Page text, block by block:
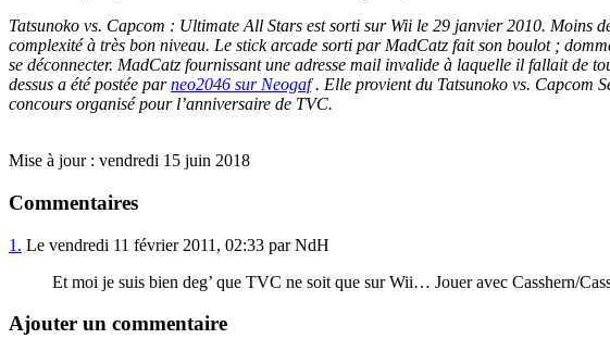
Tatsunoko vs. Capcom : Ultimate All Stars est sorti sur Wii le 29 janvier 2010. Moins
complexité à très bon niveau. Le stick arcade sorti par MadCatz fait son boulot ;
se déconnecter. MadCatz fournissant une adresse mail invalide à laquelle il fallait de
dessus a été postée parneo2046 sur Neogaf. Elle provient du Tatsunoko vs. Capcom
concours organisé pour l’anniversaire de TVC.
Mise à jour : vendredi 15 juin 2018
Commentaires
1. Le vendredi 11 février 2011, 02:33 par NdH
Et moi je suis bien deg’ que TVC ne soit que sur Wii… Jouer avec Casshern/
Ajouter un commentaire